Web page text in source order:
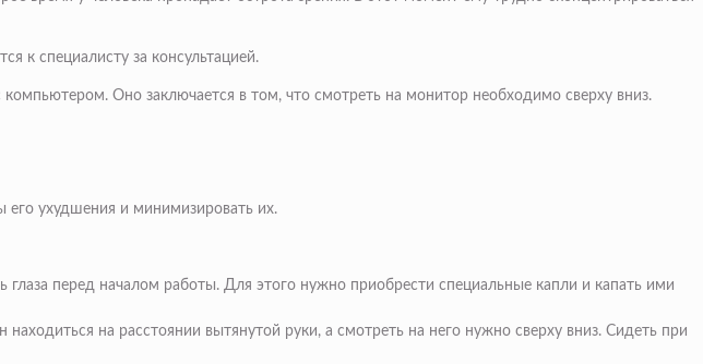
к специалисту за консультацией.
Оно заключается в том, что смотреть на монитор необходимо сверху вниз.
его ухудшения и минимизировать их.
перед началом работы. Для этого нужно приобрести специальные капли и капать ими
на расстоянии вытянутой руки, а смотреть на него нужно сверху вниз. Сидеть при